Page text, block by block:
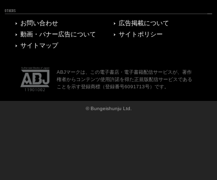
OTHERS
お問い合わせ
広告掲載について
動画・バナー広告について
サイトポリシー
サイトマップ
ABJマークは、この電子書店・電子書籍配信サービスが、著作
権者からコンテンツ使用許諾を得た正規版配信サービスである
ことを示す登録商標（登録番号6091713号）です。
© Bungeishunju Ltd.